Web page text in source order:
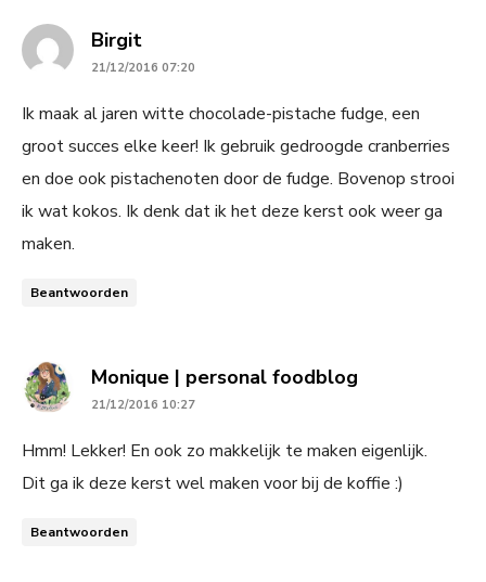
Birgitsays:
21/12/2016 07:20
Ik maak al jaren witte chocolade-pistache fudge, een
groot succes elke keer! Ik gebruik gedroogde cranberries
en doe ook pistachenoten door de fudge. Bovenop strooi
ik wat kokos. Ik denk dat ik het deze kerst ook weer ga
maken.
Beantwoorden
Monique | personal foodblog
21/12/2016 10:27
Hmm! Lekker! En ook zo makkelijk te maken eigenlijk.
Dit ga ik deze kerst wel maken voor bij de koffie :)
Beantwoorden